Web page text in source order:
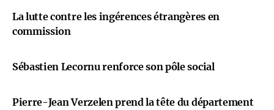
La lutte contre les ingérences étrangères en
commission
Sébastien Lecornu renforce son pôle social
Pierre-Jean Verzelen prend la tête du département